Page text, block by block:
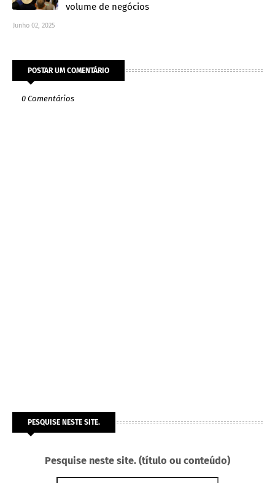
volume de negócios
Junho 02, 2025
POSTAR UM COMENTÁRIO
0 Comentários
PESQUISE NESTE SITE.
Pesquise neste site. (título ou conteúdo)